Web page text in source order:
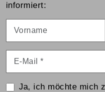
informiert:
Ja, ich möchte mich